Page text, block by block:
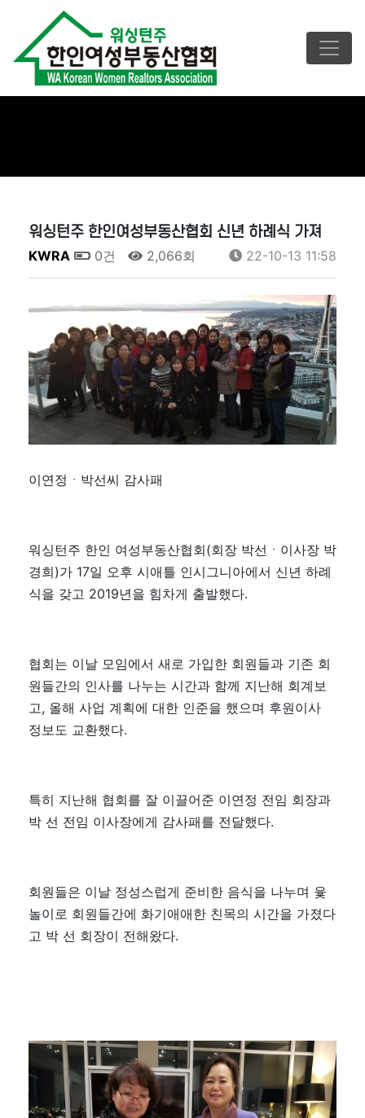
워싱턴주 한인여성부동산협회 신년 하례식 가져
KWRA 0건 2,066회 22-10-13 11:58
이연정ㆍ박선씨 감사패
워싱턴주 한인 여성부동산협회(회장 박선ㆍ이사장 박
경희)가 17일 오후 시애틀 인시그니아에서 신년 하례
식을 갖고 2019년을 힘차게 출발했다.
협회는 이날 모임에서 새로 가입한 회원들과 기존 회
원들간의 인사를 나누는 시간과 함께 지난해 회계보
고, 올해 사업 계획에 대한 인준을 했으며 후원이사
정보도 교환했다.
특히 지난해 협회를 잘 이끌어준 이연정 전임 회장과
박 선 전임 이사장에게 감사패를 전달했다.
회원들은 이날 정성스럽게 준비한 음식을 나누며 윷
놀이로 회원들간에 화기애애한 친목의 시간을 가졌다
고 박 선 회장이 전해왔다.